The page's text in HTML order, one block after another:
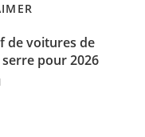
de voitures de
pour 2026